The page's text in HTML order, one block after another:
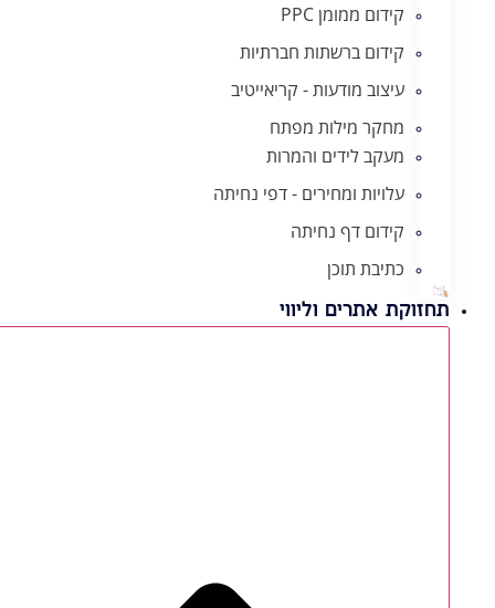
קידום ממומן PPC
קידום ברשתות חברתיות
עיצוב מודעות - קריאייטיב
מחקר מילות מפתח
מעקב לידים והמרות
עלויות ומחירים - דפי נחיתה
קידום דף נחיתה
כתיבת תוכן
תחזוקת אתרים וליווי